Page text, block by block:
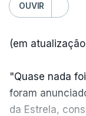
OUVIR
(em
"Quase nada
foram
da Estrela,